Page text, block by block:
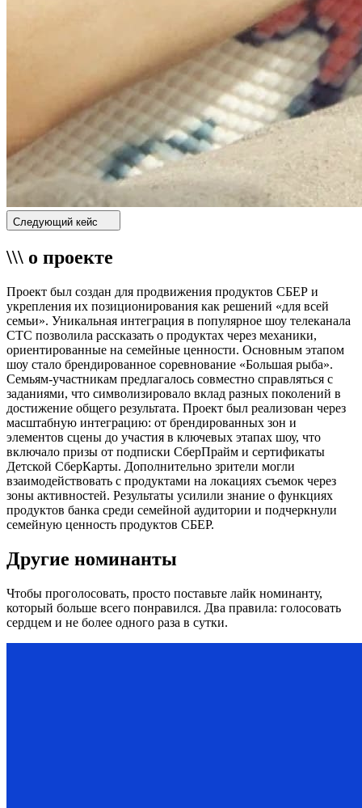
Следующий кейс
\\\ о проекте
Проект был создан для продвижения продуктов СБЕР и
укрепления их позиционирования как решений «для всей
семьи». Уникальная интеграция в популярное шоу телеканала
СТС позволила рассказать о продуктах через механики,
ориентированные на семейные ценности. Основным этапом
шоу стало брендированное соревнование «Большая рыба».
Семьям-участникам предлагалось совместно справляться с
заданиями, что символизировало вклад разных поколений в
достижение общего результата. Проект был реализован через
масштабную интеграцию: от брендированных зон и
элементов сцены до участия в ключевых этапах шоу, что
включало призы от подписки СберПрайм и сертификаты
Детской СберКарты. Дополнительно зрители могли
взаимодействовать с продуктами на локациях съемок через
зоны активностей. Результаты усилили знание о функциях
продуктов банка среди семейной аудитории и подчеркнули
семейную ценность продуктов СБЕР.
Другие номинанты
Чтобы проголосовать, просто поставьте лайк номинанту,
который больше всего понравился. Два правила: голосовать
сердцем и не более одного раза в сутки.